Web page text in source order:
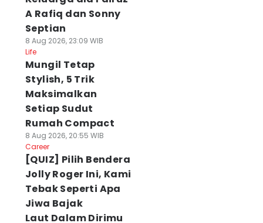
A Rafiq dan Sonny
Septian
8 Aug 2026, 23:09 WIB
Life
Mungil Tetap
Stylish, 5 Trik
Maksimalkan
Setiap Sudut
Rumah Compact
8 Aug 2026, 20:55 WIB
Career
[QUIZ] Pilih Bendera
Jolly Roger Ini, Kami
Tebak Seperti Apa
Jiwa Bajak
Laut Dalam Dirimu